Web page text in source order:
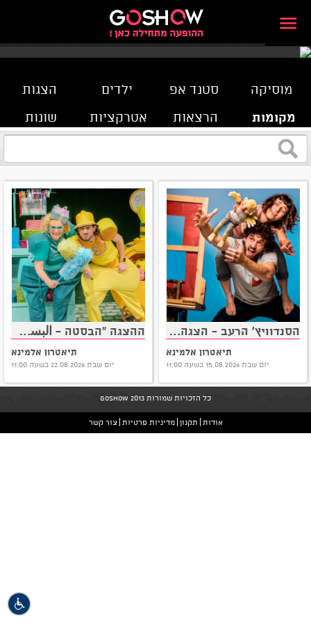
מוסיקה סטנד אפ ילדים
הצגות
הרצאות
אטרקציות שונות מקומות
הסנדוויץ' הרעב - הצגה של תאטרון הקרון
תיאטרון אלמינא
יום שבת 15.08.2026 בשעה 11:00
ההצגה "הבסטה - البسطة" + סדנת ג'אגלינג!
תיאטרון אלמינא
יום שבת 22.08.2026 בשעה 11:00
כל הזכויות שמורות GoShow 2013
אודות תקנון מדיניות פרטיות צור קשר